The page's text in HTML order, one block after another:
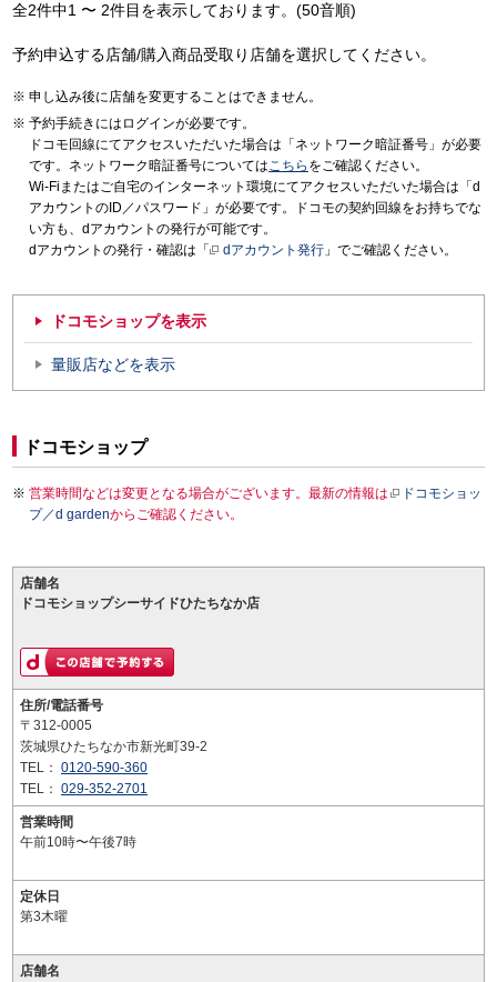
全2件中1 〜 2件目を表示しております。(50音順)
予約申込する店舗/購入商品受取り店舗を選択してください。
申し込み後に店舗を変更することはできません。
予約手続きにはログインが必要です。
ドコモ回線にてアクセスいただいた場合は「ネットワーク暗証番号」が必要
です。ネットワーク暗証番号についてはこちら をご確認ください。
Wi-Fiまたはご自宅のインターネット環境にてアクセスいただいた場合は「d
アカウントのID／パスワード」が必要です。ドコモの契約回線をお持ちでな
い方も、dアカウントの発行が可能です。
dアカウントの発行・確認は「
dアカウント発行 」でご確認ください。
ドコモショップを表示
量販店などを表示
ドコモショップ
営業時間などは変更となる場合がございます。最新の情報は
ドコモショッ
プ／d gardenからご確認ください。
店舗名
ドコモショップシーサイドひたちなか店
住所/電話番号
〒312-0005
茨城県ひたちなか市新光町39-2
TEL： 0120-590-360
TEL： 029-352-2701
営業時間
午前10時〜午後7時
定休日
第3木曜
店舗名